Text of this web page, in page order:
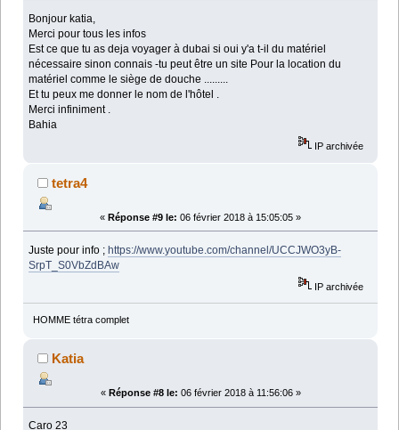
Bonjour katia,
Merci pour tous les infos
Est ce que tu as deja voyager à dubai si oui y'a t-il du matériel
nécessaire sinon connais -tu peut être un site Pour la location du
matériel comme le siège de douche .........
Et tu peux me donner le nom de l'hôtel .
Merci infiniment .
Bahia
IP archivée
tetra4
« Réponse #9 le: 06 février 2018 à 15:05:05 »
Juste pour info ;https://www.youtube.com/channel/UCCJWO3yB-
SrpT_S0VbZdBAw
IP archivée
HOMME tétra complet
Katia
« Réponse #8 le: 06 février 2018 à 11:56:06 »
Caro 23